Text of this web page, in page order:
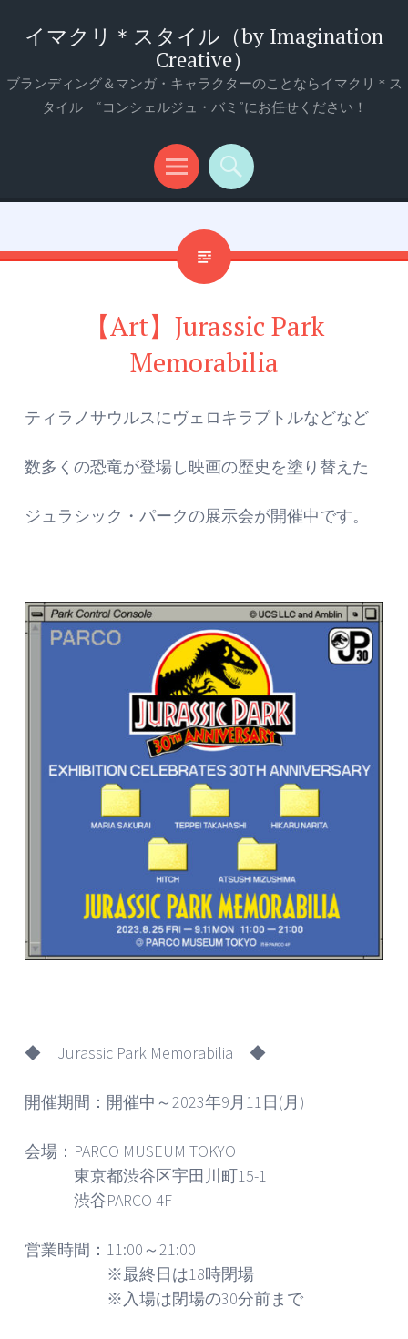
イマクリ＊スタイル（by Imagination
Creative）
ブランディング＆マンガ・キャラクターのことならイマクリ＊ス
タイル “コンシェルジュ・バミ”にお任せください！
メ
ュ
検
【Art】Jurassic Park
Memorabilia
ティラノサウルスにヴェロキラプトルなどなど
数多くの恐竜が登場し映画の歴史を塗り替えた
ジュラシック・パークの展示会が開催中です。
◆ Jurassic Park Memorabilia ◆
開催期間：開催中～2023年9月11日(月)
会場：PARCO MUSEUM TOKYO
東京都渋谷区宇田川町15-1
渋谷PARCO 4F
営業時間：11:00～21:00
※最終日は18時閉場
※入場は閉場の30分前まで